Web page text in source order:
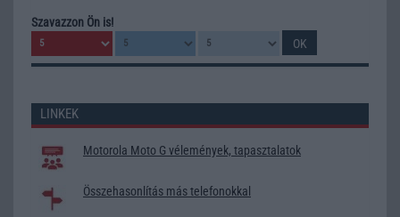
Szavazzon Ön is!
LINKEK
Motorola Moto G vélemények, tapasztalatok
Összehasonlítás más telefonokkal